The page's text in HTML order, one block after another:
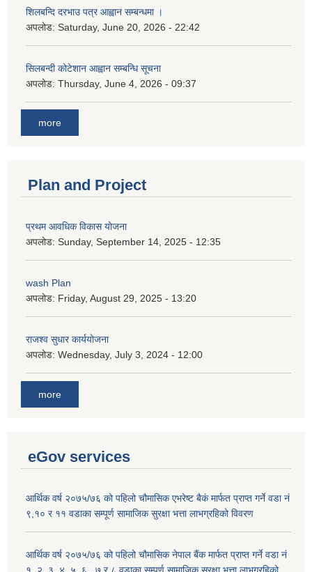
शिलबन्दि दरभाउ पत्र आह्वान सम्बन्धमा ।
अपलोड: Saturday, June 20, 2026 - 22:42
सिलबन्दी कोटेशान आह्वान सम्बन्धि सूचना
अपलोड: Thursday, June 4, 2026 - 09:37
more
Plan and Project
प्रथम आवधिक विकास योजना
अपलोड: Sunday, September 14, 2025 - 12:35
wash Plan
अपलोड: Friday, August 29, 2025 - 13:20
राजश्व सुधार कार्ययोजना
अपलोड: Wednesday, July 3, 2024 - 12:00
more
eGov services
आर्थिक वर्ष २०७५/७६ को पहिलो चौमासिक एभरेष्ट बैकं मार्फत प्राप्त गर्ने वडा नं
९,१० र ११ वडाका सम्पूर्ण सामाजिक सुरक्षा भत्ता लाभग्रहिको विवरण
आर्थिक वर्ष २०७५/७६ को पहिलो चौमासिक नेपाल बैंक मार्फत प्राप्त गर्ने वडा नं
१, २, ३, ४, ५, ६ , ७ र ८ वडाका सम्पूर्ण सामाजिक सुरक्षा भत्ता लाभग्रहिको